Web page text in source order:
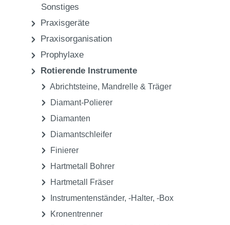
Sonstiges
Praxisgeräte
Praxisorganisation
Prophylaxe
Rotierende Instrumente
Abrichtsteine, Mandrelle & Träger
Diamant-Polierer
Diamanten
Diamantschleifer
Finierer
Hartmetall Bohrer
Hartmetall Fräser
Instrumentenständer, -Halter, -Box
Kronentrenner